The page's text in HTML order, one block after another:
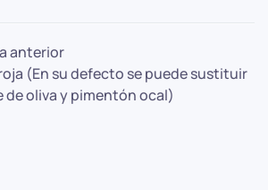
anterior
(En su defecto se puede sustituir
de oliva y pimentón ocal)